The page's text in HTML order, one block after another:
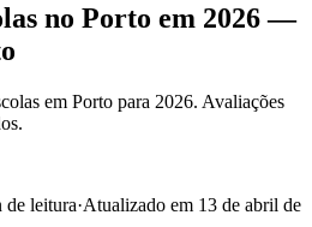
no Porto em 2026 —
em Porto para 2026. Avaliações
de leitura·Atualizado em 13 de abril de